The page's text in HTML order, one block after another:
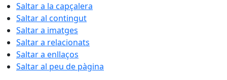
Saltar a la capçalera
Saltar al contingut
Saltar a imatges
Saltar a relacionats
Saltar a enllaços
Saltar al peu de pàgina